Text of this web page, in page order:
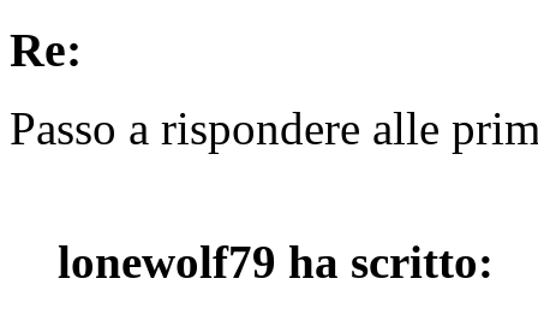
Re:
Passo a rispondere alle
lonewolf79 ha scritto: